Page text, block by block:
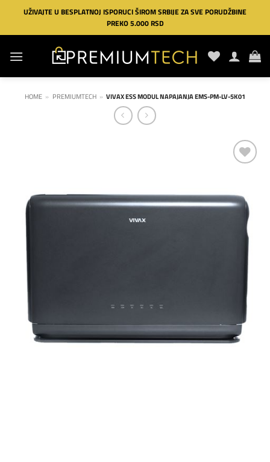
Preskoči
sadržaj
UŽIVAJTE U BESPLATNOJ ISPORUCI ŠIROM SRBIJE ZA SVE PORUDŽBINE
PREKO 5.000 RSD
HOME » PREMIUMTECH » VIVAX ESS MODUL NAPAJANJA EMS-PM-LV-5K01
listu
želja